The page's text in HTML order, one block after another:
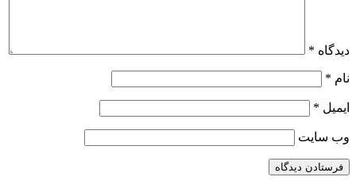
دیدگاه *
نام *
ایمیل *
وب‌ سایت